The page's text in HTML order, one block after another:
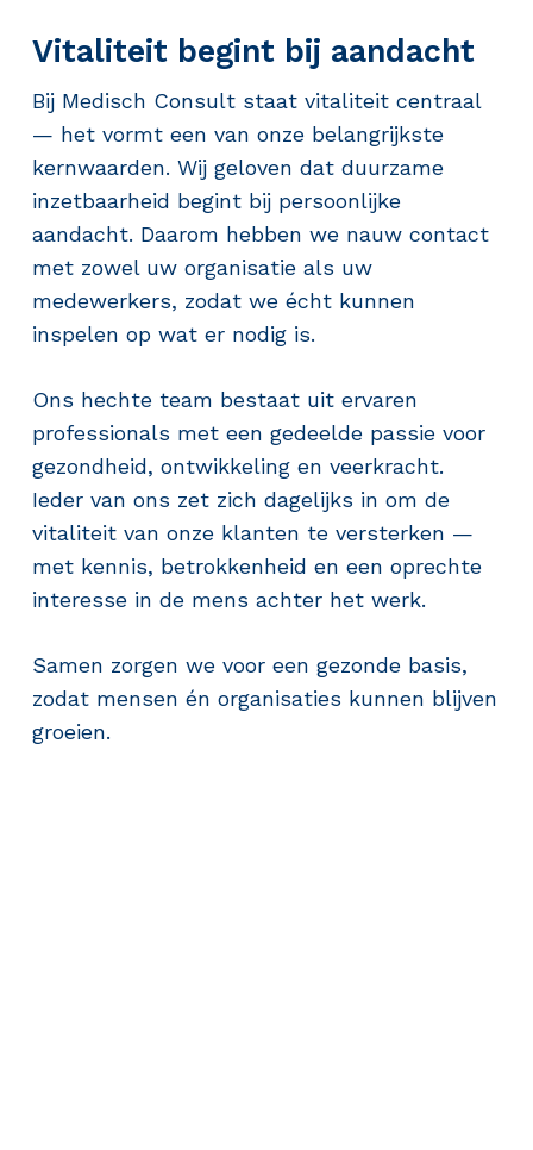
Vitaliteit begint bij aandacht
Bij Medisch Consult staat vitaliteit centraal
— het vormt een van onze belangrijkste
kernwaarden. Wij geloven dat duurzame
inzetbaarheid begint bij persoonlijke
aandacht. Daarom hebben we nauw contact
met zowel uw organisatie als uw
medewerkers, zodat we écht kunnen
inspelen op wat er nodig is.
Ons hechte team bestaat uit ervaren
professionals met een gedeelde passie voor
gezondheid, ontwikkeling en veerkracht.
Ieder van ons zet zich dagelijks in om de
vitaliteit van onze klanten te versterken —
met kennis, betrokkenheid en een oprechte
interesse in de mens achter het werk.
Samen zorgen we voor een gezonde basis,
zodat mensen én organisaties kunnen blijven
groeien.